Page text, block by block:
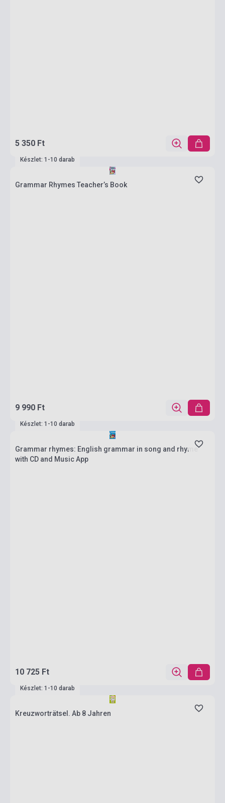
5 350 Ft
Készlet: 1-10 darab
Grammar Rhymes Teacher’s Book
9 990 Ft
Készlet: 1-10 darab
Grammar rhymes: English grammar in song and rhyme
with CD and Music App
10 725 Ft
Készlet: 1-10 darab
Kreuzworträtsel. Ab 8 Jahren